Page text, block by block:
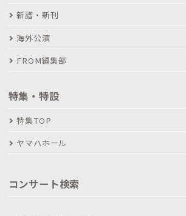
新譜・新刊
海外公演
FROM編集部
特集・特設
特集TOP
ヤマハホール
コンサート検索